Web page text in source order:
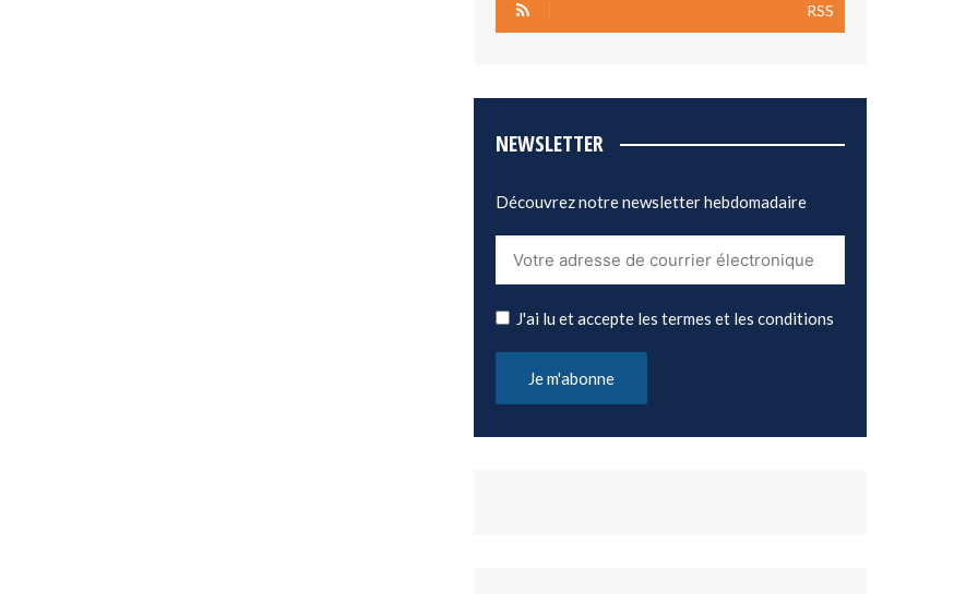
RSS
NEWSLETTER
Découvrez notre newsletter hebdomadaire
J'ai lu et accepte les termes et les conditions